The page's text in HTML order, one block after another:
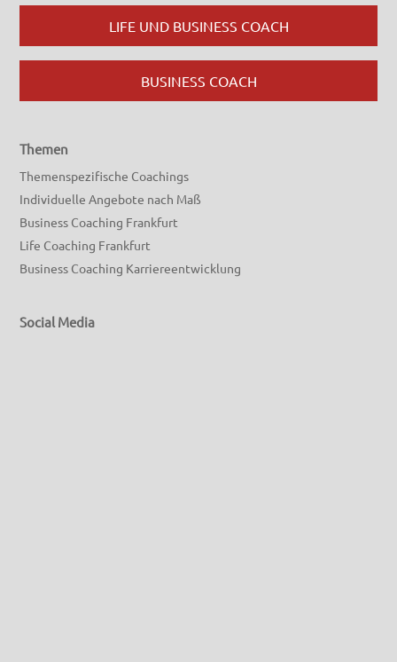
LIFE UND BUSINESS COACH
BUSINESS COACH
Themen
Themenspezifische Coachings
Individuelle Angebote nach Maß
Business Coaching Frankfurt
Life Coaching Frankfurt
Business Coaching Karriereentwicklung
Social Media